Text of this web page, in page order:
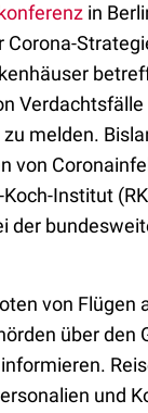
in
Corona-
melden.
von
Institut
der
von Flügen
über den
und